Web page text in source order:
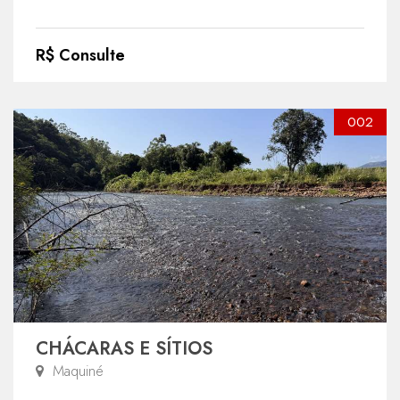
R$ Consulte
002
CHÁCARAS E SÍTIOS
Maquiné